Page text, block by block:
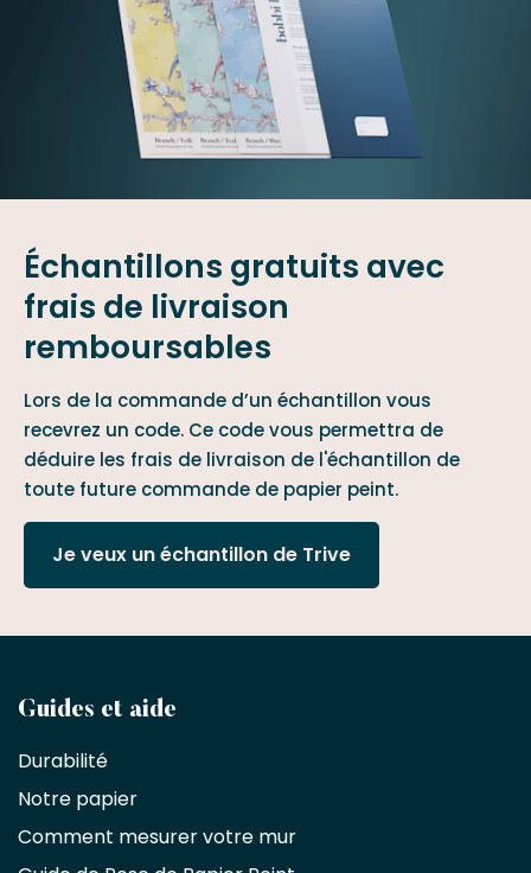
Échantillons gratuits avec
frais de livraison
remboursables
Lors de la commande d’un échantillon vous
recevrez un code. Ce code vous permettra de
déduire les frais de livraison de l'échantillon de
toute future commande de papier peint.
Je veux un échantillon de Trive
Devenez
partenaire
commercial
Décorateurs
d'intérieur,
Guides et aide
Durabilité
Notre papier
Comment mesurer votre mur